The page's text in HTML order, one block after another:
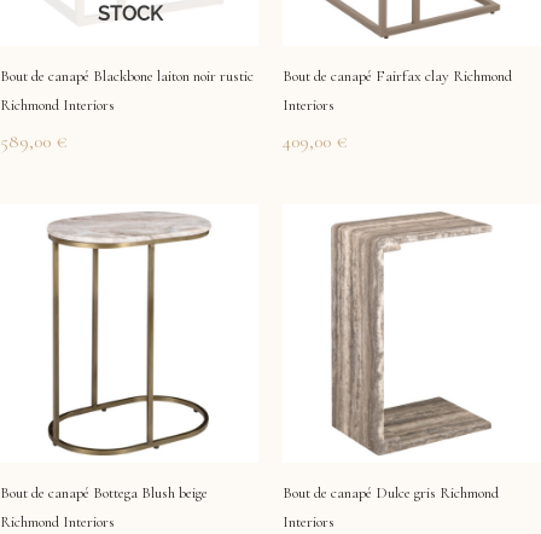
STOCK
Bout de canapé Blackbone laiton noir rustic
Richmond Interiors
589,00 €
Bout de canapé Fairfax clay Richmond
Interiors
409,00 €
Bout de canapé Bottega Blush beige
Richmond Interiors
Bout de canapé Dulce gris Richmond
Interiors